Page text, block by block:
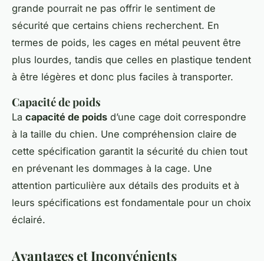
grande pourrait ne pas offrir le sentiment de
sécurité que certains chiens recherchent. En
termes de poids, les cages en métal peuvent être
plus lourdes, tandis que celles en plastique tendent
à être légères et donc plus faciles à transporter.
Capacité de poids
La capacité de poids d’une cage doit correspondre
à la taille du chien. Une compréhension claire de
cette spécification garantit la sécurité du chien tout
en prévenant les dommages à la cage. Une
attention particulière aux détails des produits et à
leurs spécifications est fondamentale pour un choix
éclairé.
Avantages et Inconvénients